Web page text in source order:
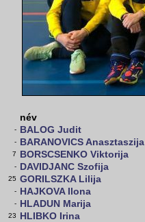
név
- BALOG Judit
- BARANOVICS Anasztaszija
7 BORSCSENKO Viktorija
- DAVIDJANC Szofija
25 GORILSZKA Lilija
- HAJKOVA Ilona
- HLADUN Marija
23 HLIBKO Irina